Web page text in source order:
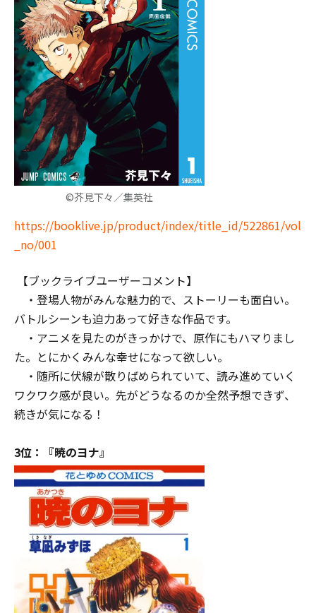
©芥見下々／集英社
https://booklive.jp/product/index/title_id/522861/vol
_no/001
【ブックライブユーザーコメント】
・登場人物がみんな魅力的で、ストーリーも面白い。
バトルシーンも迫力あって好きな作品です。
・アニメを見たのがきっかけで、原作にもハマりまし
た。とにかくみんな幸せになって欲しい。
・随所に伏線が散りばめられていて、読み進めていく
ワクワク感が良い。先がどうなるのか全然予想できず、
続きが気になる！
3位：『暁のヨナ』